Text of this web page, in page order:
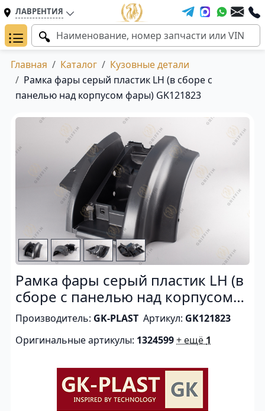
ЛАВРЕНТИЯ
Главная Каталог
Кузовные детали
Рамка фары серый пластик LH (в сборе с
панелью над корпусом фары) GK121823
Рамка фары серый пластик LH (в
сборе с панелью над корпусом
фары)
Производитель: GK-PLAST Артикул: GK121823
Оригинальные артикулы: 1324599+ ещё 1